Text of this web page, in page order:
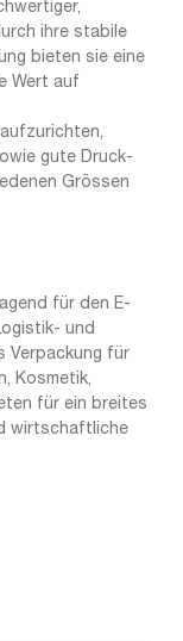
ihre stabile
bieten sie eine
Wert auf
gute Druck-
Grössen
für den E-
und
Verpackung für
Kosmetik,
für ein breites
wirtschaftliche